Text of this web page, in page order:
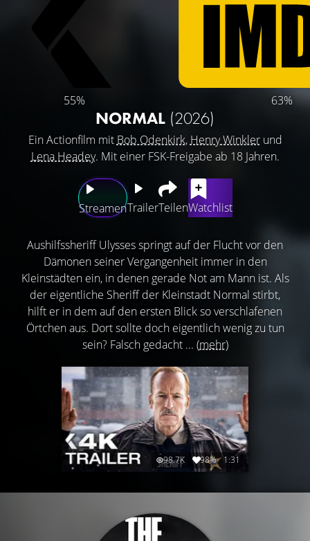
55% 63%
NORMAL (2026)
Ein Actionfilm mit Bob Odenkirk, Henry Winklerund
Lena Headey. Mit einer FSK-Freigabe ab 18 Jahren.
StreamenTrailerTeilenWatchlist
Aushilfssheriff Ulysses springt auf der Flucht vor den
Dämonen seiner Vergangenheit immer in den
Kleinstädten ein, in denen gerade Not am Mann ist. Als
der eigentliche Sheriff der Kleinstadt Normal stirbt,
hilft er in dem auf den ersten Blick so verschlafenen
Örtchen aus. Dort sollte doch eigentlich wenig zu tun
sein? Falsch gedacht ... (mehr)
98.7K 98% 1:31